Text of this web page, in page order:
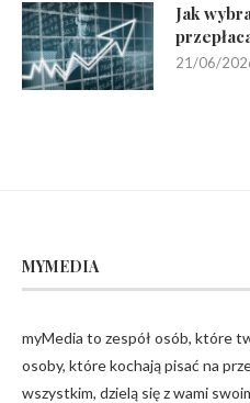
Jak
21/06/
MYMEDIA
myMedia to zespół osób, które
osoby, które kochają pisać na
wszystkim, dzielą się z wami